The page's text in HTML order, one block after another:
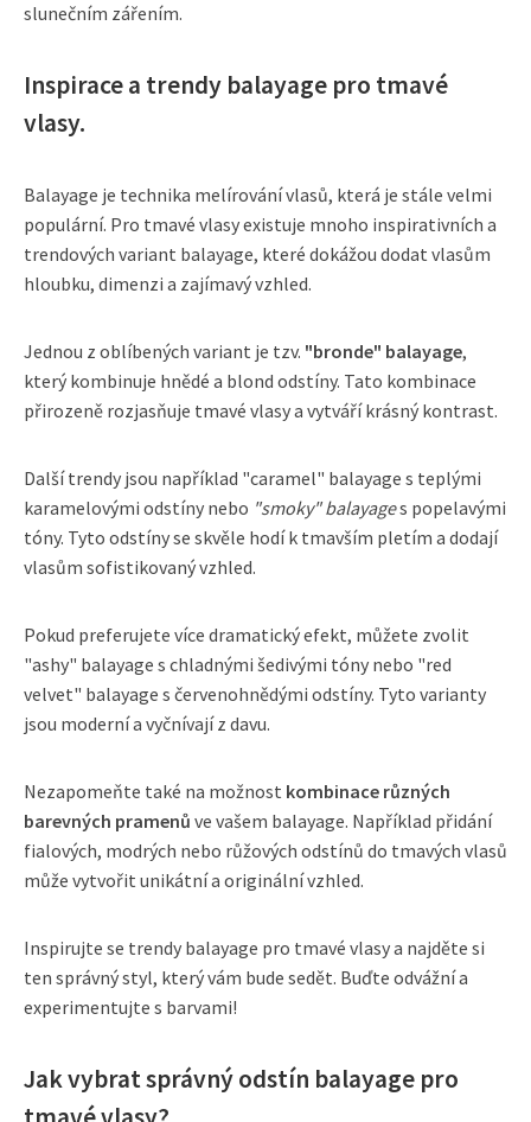
slunečním zářením.
Inspirace a trendy balayage pro tmavé
vlasy.
Balayage je technika melírování vlasů, která je stále velmi
populární. Pro tmavé vlasy existuje mnoho inspirativních a
trendových variant balayage, které dokážou dodat vlasům
hloubku, dimenzi a zajímavý vzhled.
Jednou z oblíbených variant je tzv. "bronde" balayage,
který kombinuje hnědé a blond odstíny. Tato kombinace
přirozeně rozjasňuje tmavé vlasy a vytváří krásný kontrast.
Další trendy jsou například "caramel" balayage s teplými
karamelovými odstíny nebo "smoky" balayages popelavými
tóny. Tyto odstíny se skvěle hodí k tmavším pletím a dodají
vlasům sofistikovaný vzhled.
Pokud preferujete více dramatický efekt, můžete zvolit
"ashy" balayage s chladnými šedivými tóny nebo "red
velvet" balayage s červenohnědými odstíny. Tyto varianty
jsou moderní a vyčnívají z davu.
Nezapomeňte také na možnost kombinace různých
barevných pramenů ve vašem balayage. Například přidání
fialových, modrých nebo růžových odstínů do tmavých vlasů
může vytvořit unikátní a originální vzhled.
Inspirujte se trendy balayage pro tmavé vlasy a najděte si
ten správný styl, který vám bude sedět. Buďte odvážní a
experimentujte s barvami!
Jak vybrat správný odstín balayage pro